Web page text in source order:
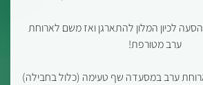
להסעה לכיון המלון להתארגן ואז משם לארוחת
ערב מטורפת!